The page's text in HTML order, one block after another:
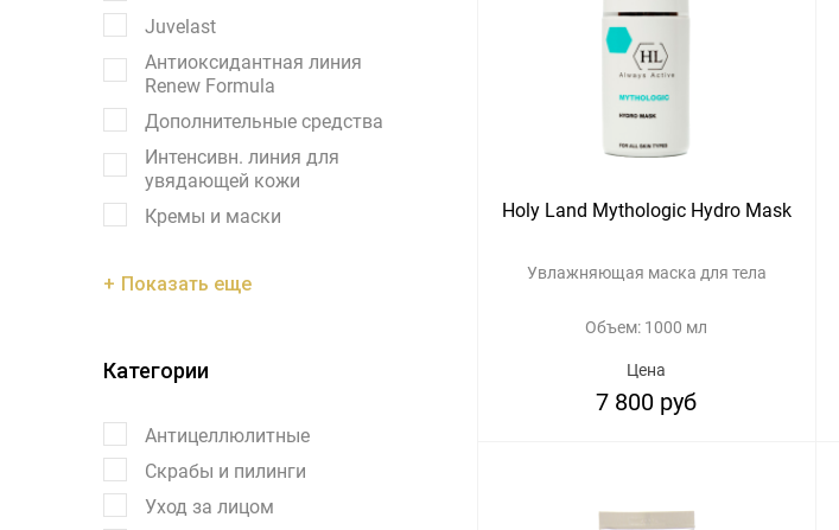
Juvelast
Антиоксидантная линия
Renew Formula
Дополнительные средства
Интенсивн. линия для
увядающей кожи
Кремы и маски
Показать еще
Категории
Антицеллюлитные
Скрабы и пилинги
Уход за лицом
Holy Land Mythologic Hydro Mask
Увлажняющая маска для тела
Объем: 1000 мл
Цена
7 800 руб